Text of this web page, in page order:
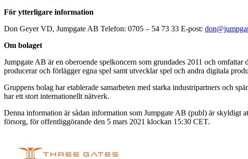
För ytterligare information
Don Geyer VD, Jumpgate AB Telefon: 0705 – 54 73 33 E-post:
Om bolaget
Jumpgate AB är en oberoende spelkoncern som grundades 2011 och
producerar och förlägger egna spel samt utvecklar spel och andra digitala
Gruppens bolag har etablerade samarbeten med starka industripartners och
har ett stort internationellt nätverk.
Denna information är sådan information som Jumpgate AB (publ) är skyldigt
försorg, för offentliggörande den 5 mars 2021 klockan 15:30 CET.